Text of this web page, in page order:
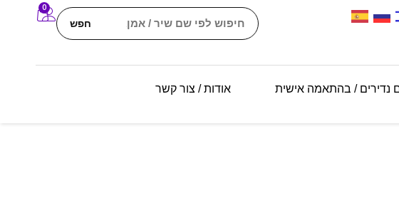
חפש
0
נדירים / בהתאמה אישית אודות / צור קשר